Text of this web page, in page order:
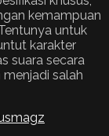
kemampuan
untuk
karakter
suara secara
menjadi salah